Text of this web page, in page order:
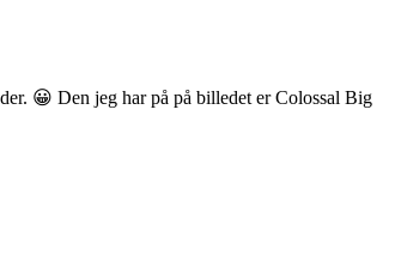
😀 Den jeg har på på billedet er Colossal Big